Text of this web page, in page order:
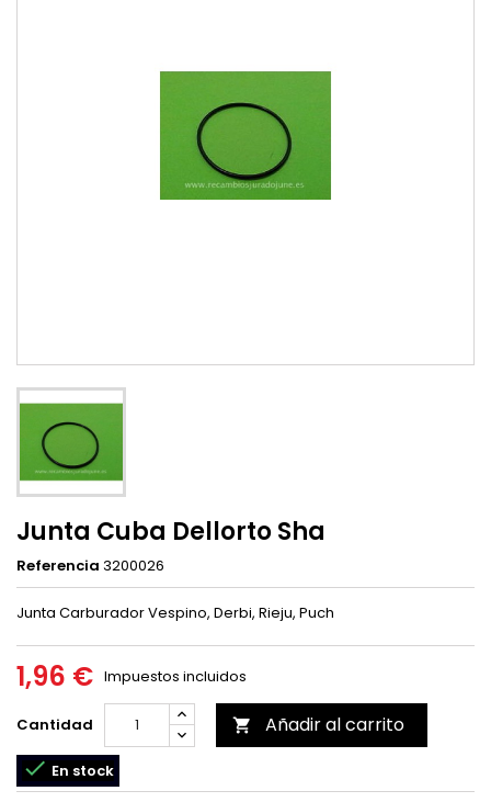
Junta Cuba Dellorto Sha
Referencia 3200026
Junta Carburador Vespino, Derbi, Rieju, Puch
1,96 € Impuestos incluidos
Cantidad  Añadir al carrito
 En stock